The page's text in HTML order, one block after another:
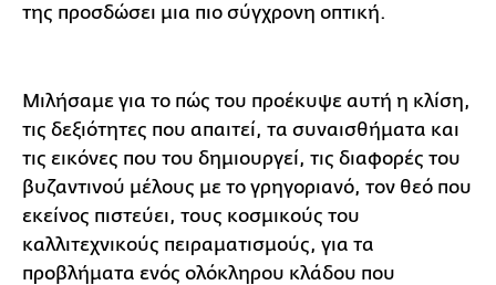
της προσδώσει μια πιο σύγχρονη οπτική.
Μιλήσαμε για το πώς του προέκυψε αυτή η κλίση,
τις δεξιότητες που απαιτεί, τα συναισθήματα και
τις εικόνες που του δημιουργεί, τις διαφορές του
βυζαντινού μέλους με το γρηγοριανό, τον θεό που
εκείνος πιστεύει, τους κοσμικούς του
καλλιτεχνικούς πειραματισμούς, για τα
προβλήματα ενός ολόκληρου κλάδου που